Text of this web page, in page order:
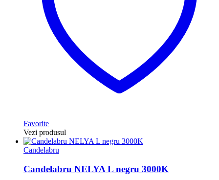
Favorite
Vezi produsul
Candelabru
Candelabru NELYA L negru 3000K